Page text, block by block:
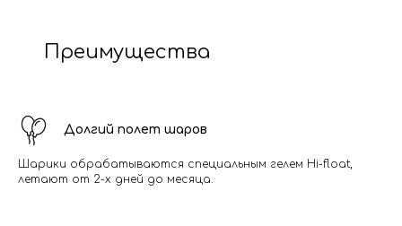
Преимущества
Долгий полет шаров
Шарики обрабатываются специальным гелем Hi-float,
летают от 2-х дней до месяца.